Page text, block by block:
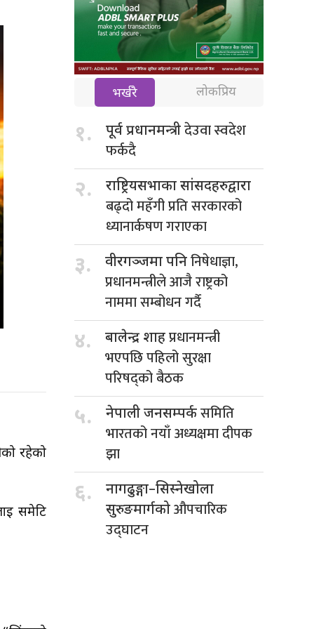
रहेको
समेटि
भर्खरै लोकप्रिय
१. पूर्व प्रधानमन्त्रीदेउवा स्वदेश
फर्कदै
२. राष्ट्रियसभाका सांसदहरुद्वारा
बढ्दो महँगी प्रति सरकारको
ध्यानार्कषण गराएका
३. वीरगञ्जमा पनिनिषेधाज्ञा,
प्रधानमन्त्रीले आजै राष्ट्रको
नाममा सम्बोधन गर्दै
४. बालेन्द्र शाहप्रधानमन्त्री
भएपछि पहिलो सुरक्षा
परिषद्को बैठक
५. नेपाली जनसम्पर्कसमिति
भारतको नयाँ अध्यक्षमा दीपक
झा
६.
नागढुङ्गा–सिस्नेखोला
सुरुङमार्गकोऔपचारिक
उद्घाटन